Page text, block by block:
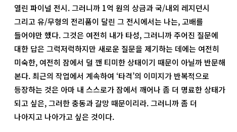
열린 파이널 전시. 그러니까 1억 원의 상금과 국/내외 레지던시
그리고 유/무형의 전리품이 달린 그 전시에서는 나는, 고배를
들어야만 했다. 그것은 여전히 내가 타성, 그러니까 주어진 질문에
대한 답은 그럭저럭하지만 새로운 질문을 제기하는 데에는 여전히
미숙한, 여전히 잠에서 덜 깬 티미한 상태이기 때문이 아닐까 반문해
본다. 최근의 작업에서 계속하여 ‘타격’의 이미지가 반복적으로
등장하는 것은 아마 내 스스로가 잠에서 깨어나 좀 더 명료한 상태가
되고 싶은, 그러한 충동과 갈망 때문이리라. 그러니까 좀 더
나아지고 나아가고 싶은 것이다.